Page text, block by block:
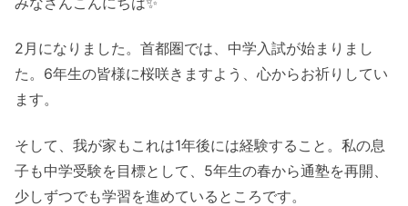
2月になりました。首都圏では、中学入試が始まりまし
た。6年生の皆様に桜咲きますよう、心からお祈りしてい
ます。
そして、我が家もこれは1年後には経験すること。私の息
子も中学受験を目標として、5年生の春から通塾を再開、
少しずつでも学習を進めているところです。